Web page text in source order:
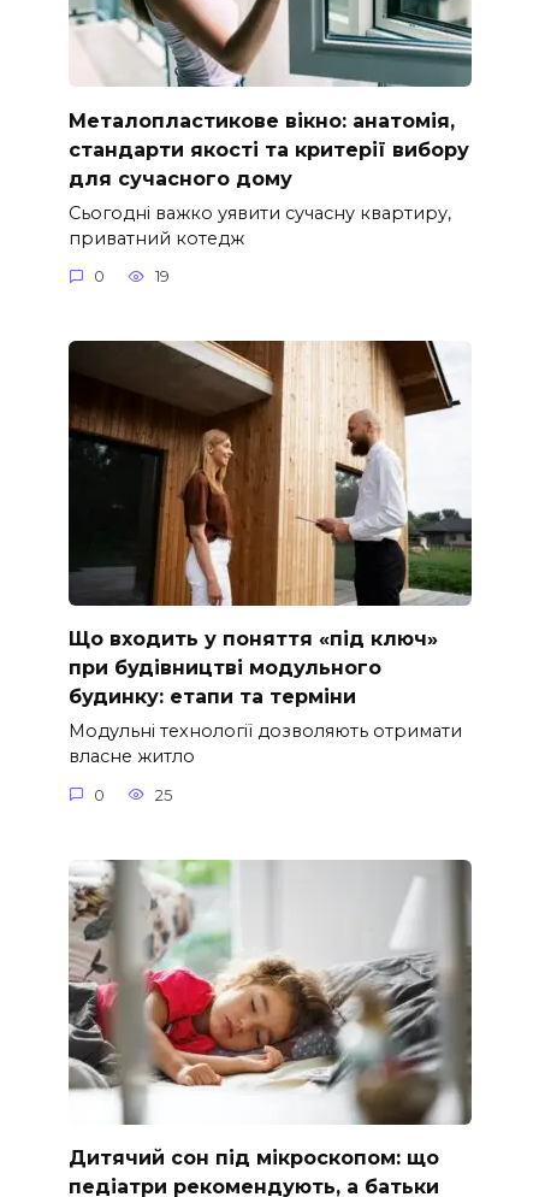
Металопластикове вікно: анатомія,
стандарти якості та критерії вибору
для сучасного дому
Сьогодні важко уявити сучасну квартиру,
приватний котедж
0 19
Що входить у поняття «під ключ»
при будівництві модульного
будинку: етапи та терміни
Модульні технології дозволяють отримати
власне житло
0 25
Дитячий сон під мікроскопом: що
педіатри рекомендують, а батьки